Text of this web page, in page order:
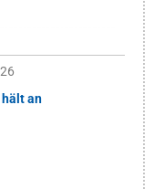
hält an